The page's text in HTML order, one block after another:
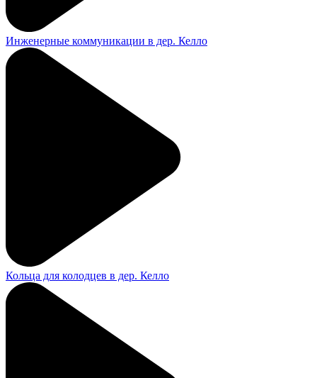
Инженерные коммуникации в дер. Келло
Кольца для колодцев в дер. Келло